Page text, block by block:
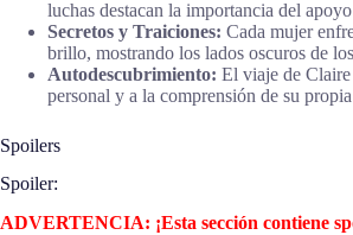
luchas destacan la importancia del
Secretos y Traiciones: Cada mujer
brillo, mostrando los lados oscuros de
Autodescubrimiento: El viaje de
personal y a la comprensión de su
Spoilers
Spoiler:
ADVERTENCIA: ¡Esta sección contiene